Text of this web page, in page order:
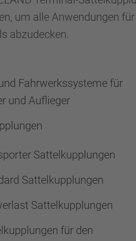
um alle Anwendungen
abzudecken.
Fahrwerkssysteme für
und Auflieger
Sattelkupplungen
Sattelkupplungen
Sattelkupplungen
für den